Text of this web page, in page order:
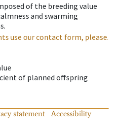
of the breeding value
and swarming
use our contact form, please.
of planned offspring
statement
Accessibility